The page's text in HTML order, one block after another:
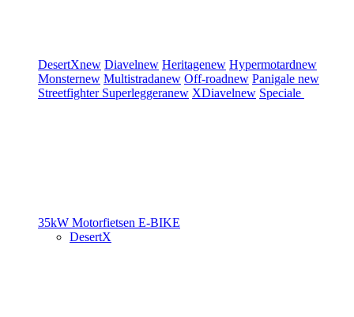
DesertXnew Diavelnew Heritagenew Hypermotardnew
Monsternew Multistradanew Off-roadnew Panigale new
Streetfighter Superleggeranew XDiavelnew Speciale
35kW Motorfietsen E-BIKE
DesertX